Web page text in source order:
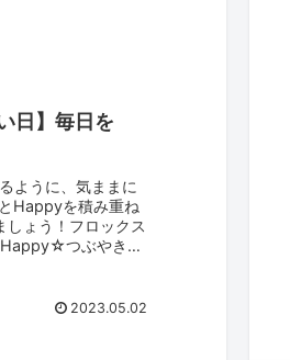
日】毎日を
ように、気ままに
Happyを積み重ね
ょう！フロックス
Happy☆つぶやき
2023.05.02